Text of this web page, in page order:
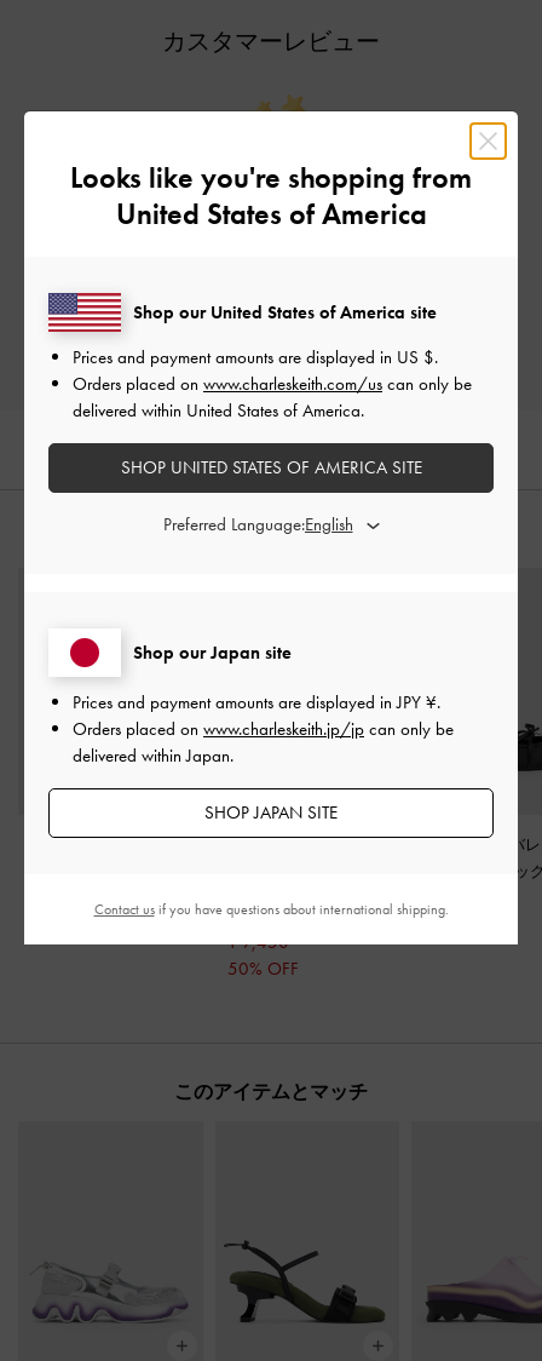
カスタマーレビュー
ご感想をお聞かせください
レビューを書く
おすすめのアイテム
ナイロン ウエーブヘ
¥ 11,900
レザースタッズ スラ
¥ 14,900
¥ 7,450
50% OFF
サテン ボウ バ
ブラッ
¥ 9,900
このアイテムとマッチ
Looks like you're shopping from
United States of America
Shop our Japan site
Prices and payment amounts are displayed inJPY ¥.
Orders placed on www.charleskeith.jp/jp can only be
delivered within Japan.
SHOP JAPAN SITE
Shop our United States of America site
Prices and payment amounts are displayed in US $.
Orders placed on www.charleskeith.com/us can only be
delivered within United States of America.
SHOP UNITED STATES OF AMERICA SITE
Preferred Language:
Contact usif you have questions about international shipping.